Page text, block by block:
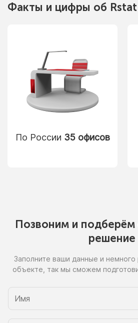
Факты и цифры об Rstat
По России 35 офисов
Позвоним и подберём
решение
Заполните ваши данные и немного
объекте, так мы сможем